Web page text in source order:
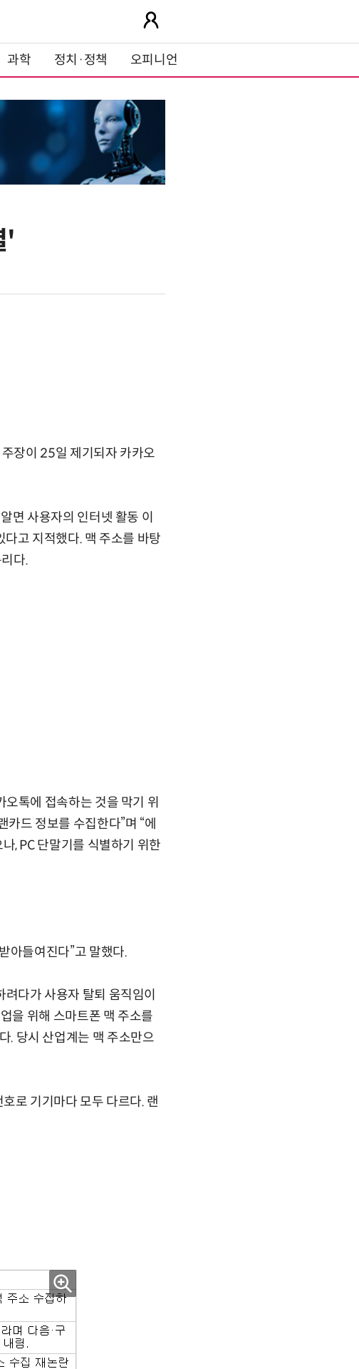
과학 정치·정책 오피니언
'
장이 25일 제기되자 카카오
면 사용자의 인터넷 활동 이
고 지적했다. 맥 주소를 바탕
다.
톡에 접속하는 것을 막기 위
드 정보를 수집한다”며 “에
, PC 단말기를 식별하기 위한
아들여진다”고 말했다.
다가 사용자 탈퇴 움직임이
을 위해 스마트폰 맥 주소를
. 당시 산업계는 맥 주소만으
로 기기마다 모두 다르다. 랜